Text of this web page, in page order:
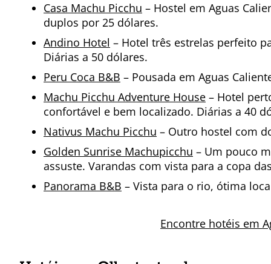
Casa Machu Picchu – Hostel em Aguas
duplos por 25 dólares.
Andino Hotel – Hotel três estrelas perfeito
Diárias a 50 dólares.
Peru Coca B&B – Pousada em Aguas
Machu Picchu Adventure House – Hotel
confortável e bem localizado. Diárias a 40
Nativus Machu Picchu – Outro hostel com
Golden Sunrise Machupicchu – Um pouco
assuste. Varandas com vista para a copa
Panorama B&B – Vista para o rio, ótima
Encontre hotéis em